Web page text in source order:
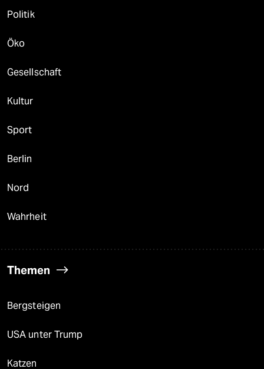
Politik
Öko
Gesellschaft
Kultur
Sport
Berlin
Nord
Wahrheit
Themen
Bergsteigen
USA unter Trump
Katzen